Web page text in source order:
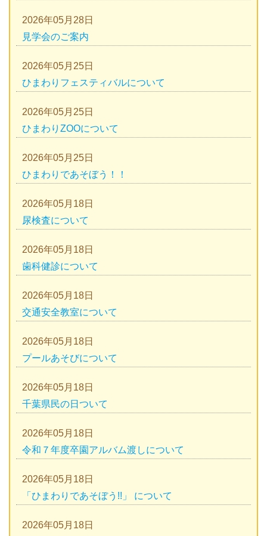
2026年05月28日
見学会のご案内
2026年05月25日
ひまわりフェスティバルについて
2026年05月25日
ひまわりZOOについて
2026年05月25日
ひまわりであそぼう！！
2026年05月18日
尿検査について
2026年05月18日
歯科健診について
2026年05月18日
交通安全教室について
2026年05月18日
プールあそびについて
2026年05月18日
千葉県民の日ついて
2026年05月18日
令和７年度卒園アルバム渡しについて
2026年05月18日
「ひまわりであそぼう!!」 について
2026年05月18日